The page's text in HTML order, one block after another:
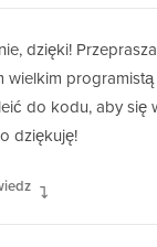
dzięki!
wielkim
do kodu, aby się
dziękuję!